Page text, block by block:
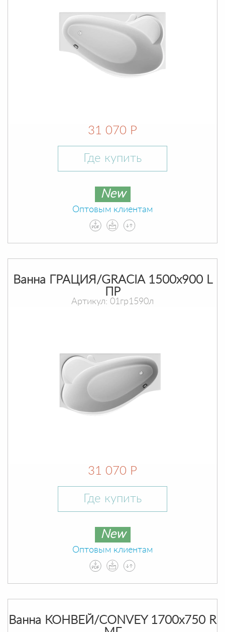
31 070 Р
Где купить
New
Оптовым клиентам
Ванна ГРАЦИЯ/GRACIA 1500х900 L
ПР
Артикул: 01гр1590л
31 070 Р
Где купить
New
Оптовым клиентам
Ванна КОНВЕЙ/CONVEY 1700х750 R